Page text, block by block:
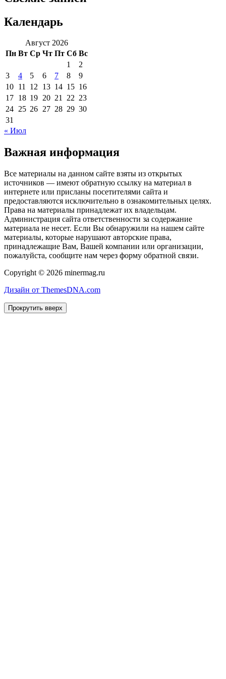
Календарь
Август 2026
Пн Вт Ср Чт Пт Сб Вс
1
2
3
4 5 6 7 8
9
10 11 12 13 14 15 16
17 18 19 20 21 22 23
24 25 26 27 28 29 30
31
« Июл
Важная информация
Все материалы на данном сайте взяты из открытых
источников — имеют обратную ссылку на материал в
интернете или присланы посетителями сайта и
предоставляются исключительно в ознакомительных целях.
Права на материалы принадлежат их владельцам.
Администрация сайта ответственности за содержание
материала не несет. Если Вы обнаружили на нашем сайте
материалы, которые нарушают авторские права,
принадлежащие Вам, Вашей компании или организации,
пожалуйста, сообщите нам через форму обратной связи.
Copyright © 2026 minermag.ru
Дизайн от ThemesDNA.com
Прокрутить вверх